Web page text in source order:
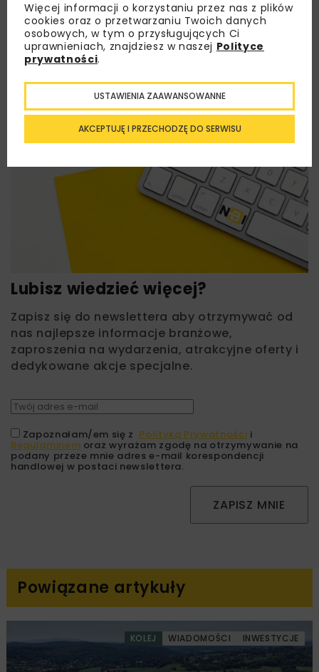
Lubisz wiedzieć więcej?
Zapisz się do newslettera aby otrzymywać od
nas najlepsze informacje branżowe,
zaproszenia na wydarzenia, atrakcyjne oferty i
dedykowane akcje specjalne.
Zapoznałam/em się z Polityką Prywatności i
Regulaminem oraz wyrażam zgodę na otrzymywanie na
podany przeze mnie adres e-mail korespondencji
handlowej w postaci newslettera.
ZAPISZ MNIE
Powiązane artykuły
KOLEJ WIADOMOŚCI INWESTYCJE
Więcej informacji o korzystaniu przez nas z plików
cookies oraz o przetwarzaniu Twoich danych
osobowych, w tym o przysługujących Ci
uprawnieniach, znajdziesz w naszej Polityce
prywatności.
AKCEPTUJĘ I PRZECHODZĘ DO SERWISU
USTAWIENIA ZAAWANSOWANNE